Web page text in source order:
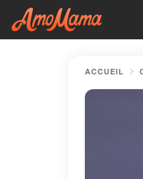
ACCUEIL